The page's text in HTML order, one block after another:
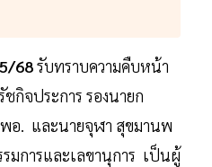
68รับทราบความคืบหน้า
จประการ รองนายก
อ. และนายจุฬา สุขมานพ
มการและเลขานุการ เป็นผู้